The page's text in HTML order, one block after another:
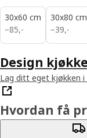
30x60 cm
−85,-
85,-
30x80 cm
−39,-
39,-
Design
Lag ditt eget kjøkken
Hvordan få